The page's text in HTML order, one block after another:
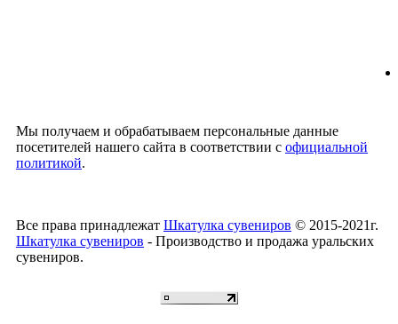
Мы получаем и обрабатываем персональные данные
посетителей нашего сайта в соответствии с официальной
политикой.
Все права принадлежат Шкатулка сувениров © 2015-2021г.
Шкатулка сувениров - Производство и продажа уральских
сувениров.